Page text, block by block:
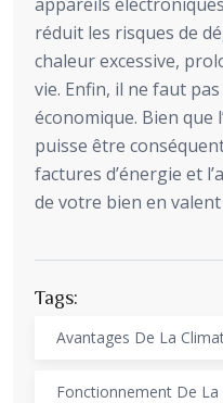
réduit les risques de
chaleur excessive,
vie. Enfin, il ne faut
économique. Bien que
puisse être
factures d’énergie et
de votre bien en
Tags:
Avantages De La
Fonctionnement De